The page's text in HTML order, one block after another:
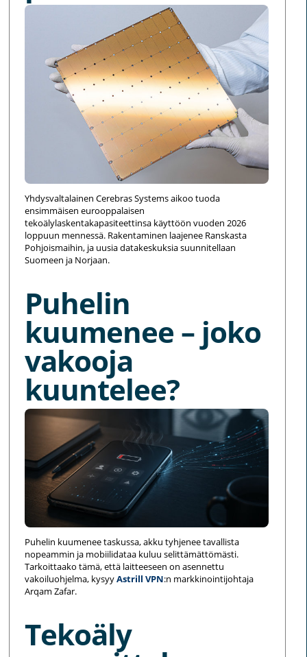
Yhdysvaltalainen Cerebras Systems aikoo tuoda
ensimmäisen eurooppalaisen
tekoälylaskentakapasiteettinsa käyttöön vuoden 2026
loppuun mennessä. Rakentaminen laajenee Ranskasta
Pohjoismaihin, ja uusia datakeskuksia suunnitellaan
Suomeen ja Norjaan.
Puhelin
kuumenee – joko
vakooja
kuuntelee?
Puhelin kuumenee taskussa, akku tyhjenee tavallista
nopeammin ja mobiilidataa kuluu selittämättömästi.
Tarkoittaako tämä, että laitteeseen on asennettu
vakoiluohjelma, kysyyAstrill VPN:n markkinointijohtaja
Arqam Zafar.
Tekoäly